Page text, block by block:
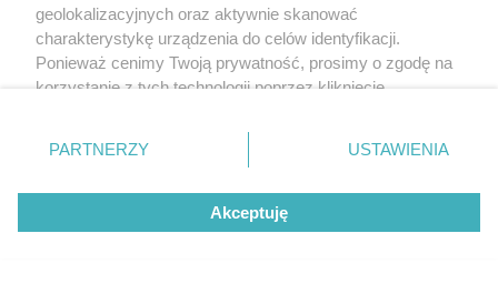
geolokalizacyjnych oraz aktywnie skanować
charakterystykę urządzenia do celów identyfikacji.
Ponieważ cenimy Twoją prywatność, prosimy o zgodę na
korzystanie z tych technologii poprzez kliknięcie
zmienić/wycofać klikając przycisk ustawień prywatności
znajdujący się w lewym dolnym rogu strony
rodzaje przetwarzania danych nie wymagają zgody
użytkownika, ale masz prawo sprzeciwić się takiemu
przetwarzaniu. Preferencje będą miały zastosowanie tylko
PARTNERZY USTAWIENIA
Akceptuję